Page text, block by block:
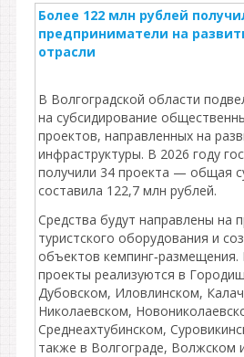
Более 122 млн рублей
предприниматели на
отрасли
В Волгоградской области
на субсидирование
проектов, направленных на
инфраструктуры. В 2026 году
получили 34 проекта — общая
составила 122,7 млн рублей.
Средства будут направлены на
туристского оборудования и
объектов кемпинг‑размещения.
проекты реализуются в
Дубовском, Иловлинском,
Николаевском,
Среднеахтубинском,
также в Волгограде, Волжском